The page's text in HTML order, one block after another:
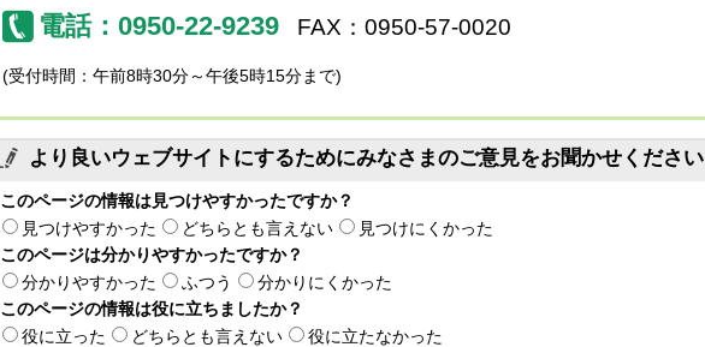
電話：0950-22-9239 FAX：0950-57-0020
(受付時間：午前8時30分～午後5時15分まで)
より良いウェブサイトにするためにみなさまのご意見をお聞かせください
このページの情報は見つけやすかったですか？
見つけやすかった
どちらとも言えない
見つけにくかった
このページは分かりやすかったですか？
分かりやすかった
ふつう
分かりにくかった
このページの情報は役に立ちましたか？
役に立った
どちらとも言えない 役に立たなかった